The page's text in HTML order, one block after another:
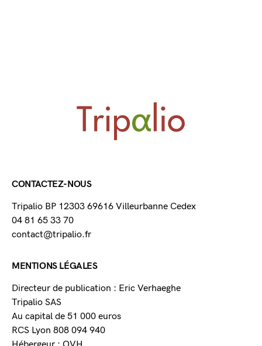
CONTACTEZ-NOUS
Tripalio BP 12303 69616 Villeurbanne Cedex
04 81 65 33 70
contact@tripalio.fr
MENTIONS LÉGALES
Directeur de publication : Eric Verhaeghe
Tripalio SAS
Au capital de 51 000 euros
RCS Lyon 808 094 940